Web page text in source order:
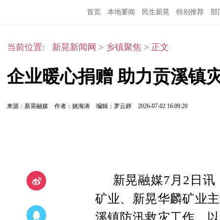
首页 本地要闻 民生新晃 特别推荐 部
当前位置: 新晃新闻网 > 乡镇聚焦 > 正文
企业暖心捐赠 助力贡溪镇
来源：新晃融媒 作者：姚海涛 编辑：罗云婷 2026-07-02 16:09:20
新晃融媒7月2日
矿业、新晃华麟矿业
溪镇防汛救灾工作，